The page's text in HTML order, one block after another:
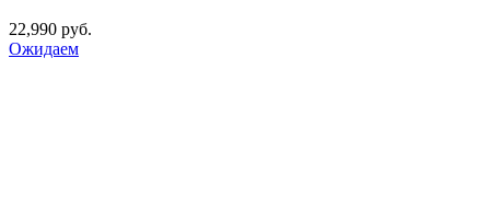
22,990 руб.
Ожидаем